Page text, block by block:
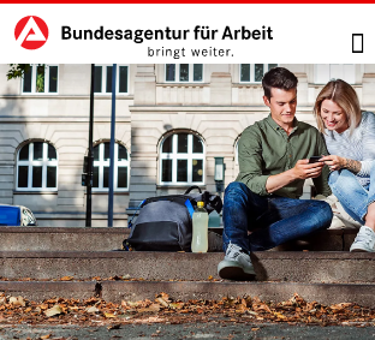
zu den Hauptinhalten springen
Hauptnavigation